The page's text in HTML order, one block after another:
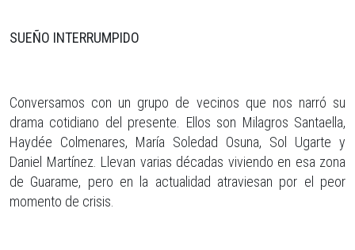
SUEÑO INTERRUMPIDO
Conversamos con un grupo de vecinos que nos narró su
drama cotidiano del presente. Ellos son Milagros Santaella,
Haydée Colmenares, María Soledad Osuna, Sol Ugarte y
Daniel Martínez. Llevan varias décadas viviendo en esa zona
de Guarame, pero en la actualidad atraviesan por el peor
momento de crisis.